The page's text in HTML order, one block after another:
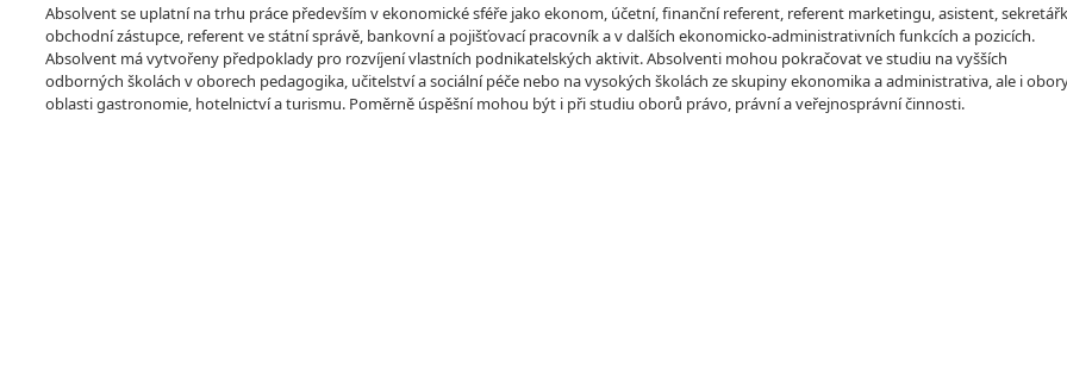
Absolvent se uplatní na trhu práce především v ekonomické sféře jako ekonom, účetní, finanční referent, referent marketingu, asistent,
obchodní zástupce, referent ve státní správě, bankovní a pojišťovací pracovník a v dalších ekonomicko-administrativních funkcích a pozicích.
Absolvent má vytvořeny předpoklady pro rozvíjení vlastních podnikatelských aktivit. Absolventi mohou pokračovat ve studiu na vyšších
odborných školách v oborech pedagogika, učitelství a sociální péče nebo na vysokých školách ze skupiny ekonomika a administrativa, ale i
oblasti gastronomie, hotelnictví a turismu. Poměrně úspěšní mohou být i při studiu oborů právo, právní a veřejnosprávní činnosti.